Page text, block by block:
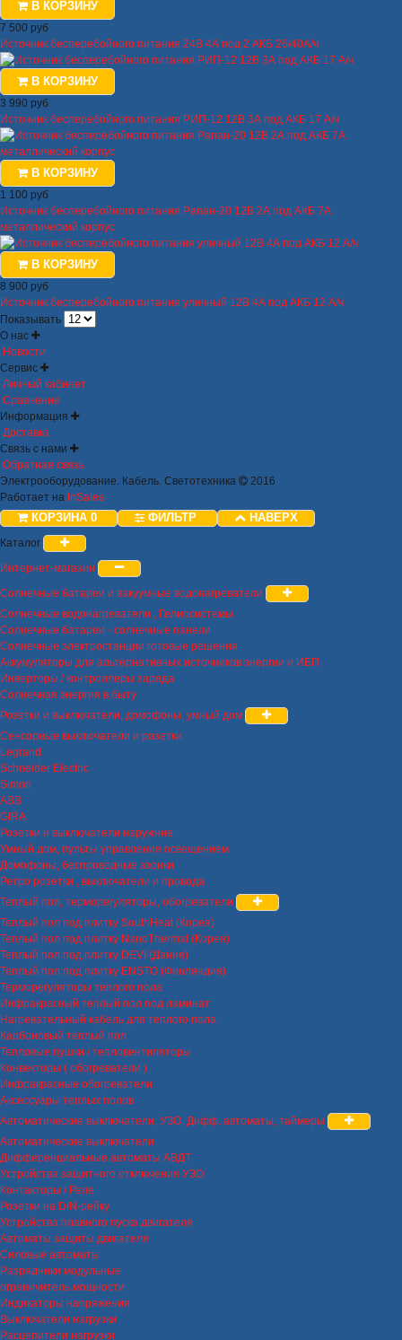
В КОРЗИНУ
7 500 руб
Источник бесперебойного питания 24В 4А под 2 АКБ 26/40А/ч
В КОРЗИНУ
3 990 руб
Источник бесперебойного питания РИП-12 12В 3А под АКБ 17 А/ч
В КОРЗИНУ
1 100 руб
Источник бесперебойного питания Рапан-20 12В 2А под АКБ 7А
металлический корпус
В КОРЗИНУ
8 900 руб
Источник бесперебойного питания уличный 12В 4А под АКБ 12 А/ч
Показывать
О нас
Новости
Сервис
Личный кабинет
Сравнение
Информация
Доставка
Связь с нами
Обратная связь
Электрооборудование. Кабель. Светотехника
2016
Работает на InSales
КОРЗИНА 0 ФИЛЬТР НАВЕРХ
Каталог
Интернет-магазин
Солнечные батареи и вакуумные водонагреватели
Солнечные водонагреватели , Гелиосистемы
Солнечные батареи - солнечные панели
Солнечные электростанции готовые решения
Аккумуляторы для альтернативных источников энергии и ИБП
Инверторы / контроллеры заряда
Солнечная энергия в быту
Розетки и выключатели, домофоны, умный дом
Сенсорные выключатели и розетки
Legrand
Schneider Electric
Simon
ABB
GIRA
Розетки и выключатели наружние
Умный дом, пульты управления освещением
Домофоны, беспроводные звонки
Ретро розетки , выключатели и провода
Теплый пол, терморегуляторы, обогреватели
Теплый пол под плитку SouthHeat (Корея)
Теплый пол под плитку NanoThermal (Корея)
Теплый пол под плитку DEVI (Дания)
Теплый пол под плитку ENSTO (Финляндия)
Терморегуляторы теплого пола
Инфракрасный теплый пол под ламинат
Нагревательный кабель для теплого пола
Карбоновый теплый пол
Тепловые пушки / тепловентиляторы
Конвекторы ( обогреватели )
Инфракрасные обогреватели
Аксессуары теплых полов
Автоматические выключатели, УЗО, Дифф. автоматы, таймеры
Автоматические выключатели
Дифференциальные автоматы АВДТ
Устройства защитного отключения УЗО
Контакторы / Реле
Розетки на DIN-рейку
Устройства плавного пуска двигателя
Автоматы защиты двигателя
Силовые автоматы
Разрядники модульные
ограничитель мощности
Индикаторы напряжения
Выключатели нагрузки
Расцепители нагрузки